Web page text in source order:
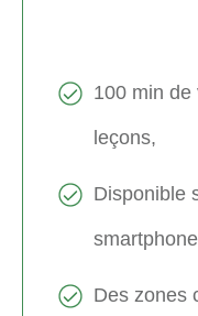
100 min de
leçons,
Disponible
Des zones